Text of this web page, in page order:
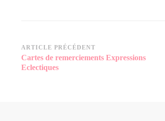
Navigation
d’article
ARTICLE PRÉCÉDENT
Cartes de remerciements Expressions
Eclectiques